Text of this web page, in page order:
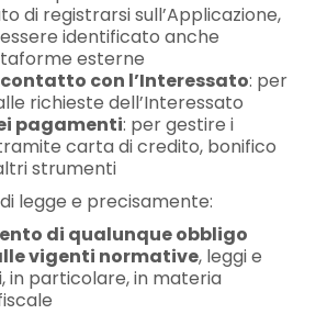
di registrarsi sull’Applicazione,
identificato anche
esterne
con l’Interessato: per
richieste dell’Interessato
pagamenti: per gestire i
carta di credito, bonifico
strumenti
legge e precisamente:
di qualunque obbligo
vigenti normative, leggi e
in particolare, in materia